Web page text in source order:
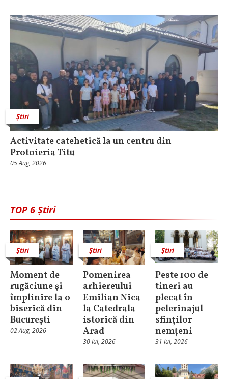
Știri
Activitate catehetică la un centru din
Protoieria Titu
05 Aug, 2026
TOP 6 Știri
Știri
Moment de
rugăciune şi
împlinire la o
biserică din
Bucureşti
02 Aug, 2026
Știri
Pomenirea
arhiereului
Emilian Nica
la Catedrala
istorică din
Arad
30 Iul, 2026
Știri
Peste 100 de
tineri au
plecat în
pelerinajul
sfinților
nemțeni
31 Iul, 2026